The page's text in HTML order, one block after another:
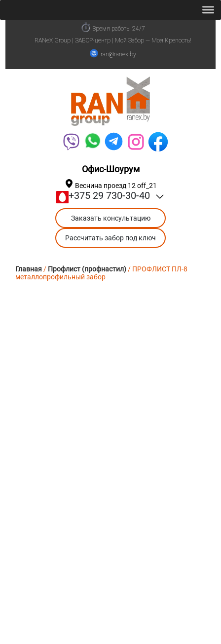
Время работы 24/7
RANeX Group | ЗАБОР-центр | Мой Забор — Моя Крепость!
ran@ranex.by
Офис-Шоурум
Веснина проезд 12 off_21
+375 29 730-30-40
Заказать консультацию
Рассчитать забор под ключ
Главная/ Профлист (профнастил)/ ПРОФЛИСТ ПЛ-8
металлопрофильный забор